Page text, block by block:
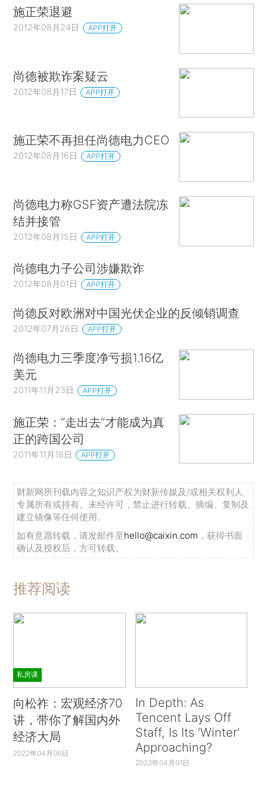
施正荣退避
2012年08月24日 APP打开
尚德被欺诈案疑云
2012年08月17日 APP打开
施正荣不再担任尚德电力CEO
2012年08月16日 APP打开
尚德电力称GSF资产遭法院冻
结并接管
2012年08月15日 APP打开
尚德电力子公司涉嫌欺诈
2012年08月01日 APP打开
尚德反对欧洲对中国光伏企业的反倾销调查
2012年07月26日 APP打开
尚德电力三季度净亏损1.16亿
美元
2011年11月23日 APP打开
施正荣：“走出去”才能成为真
正的跨国公司
2011年11月18日 APP打开
财新网所刊载内容之知识产权为财新传媒及/或相关权利人
专属所有或持有。未经许可，禁止进行转载、摘编、复制及
建立镜像等任何使用。
如有意愿转载，请发邮件至hello@caixin.com ，获得书面
确认及授权后，方可转载。
推荐阅读
私房课
向松祚：宏观经济70
讲，带你了解国内外
经济大局
2022年04月06日
In Depth: As
Tencent Lays Off
Staff, Is Its ‘Winter’
Approaching?
2022年04月01日